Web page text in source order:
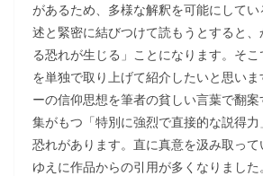
があるため、多様な解釈を可能にして
述と緊密に結びつけて読もうとすると
る恐れが生じる」ことになります。そ
を単独で取り上げて紹介したいと思い
ーの信仰思想を筆者の貧しい言葉で翻
集がもつ「特別に強烈で直接的な説得力
恐れがあります。直に真意を汲み取って
ゆえに作品からの引用が多くなりました